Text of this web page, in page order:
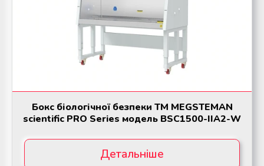
Мобільний пункт забору крові
(Донорський автобус)
Мобільний пункт забору крові
(Донорський автобус)
Бокс біологічної безпеки ТМ MEGSTEMAN
scientific PRO Series модель BSC1500-ІІА2-W
Детальніше